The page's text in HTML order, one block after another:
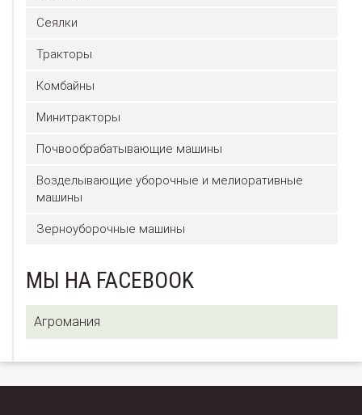
Сеялки
Тракторы
Комбайны
Минитракторы
Почвообрабатывающие машины
Возделывающие уборочные и мелиоративные
машины
Зерноуборочные машины
МЫ НА FACEBOOK
Агромания